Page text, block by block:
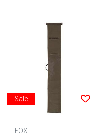
Sale
FOX